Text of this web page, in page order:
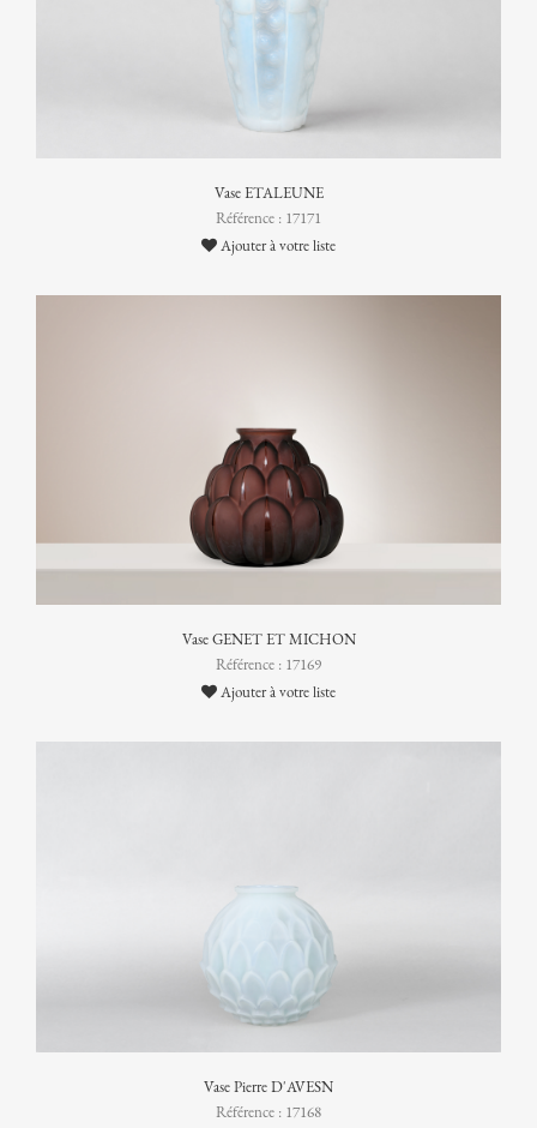
Vase ETALEUNE
Référence : 17171
Ajouter à votre liste
Vase GENET ET MICHON
Référence : 17169
Ajouter à votre liste
Vase Pierre D'AVESN
Référence : 17168